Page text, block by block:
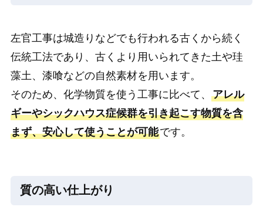
左官工事は城造りなどでも行われる古くから続く
伝統工法であり、古くより用いられてきた土や珪
藻土、漆喰などの自然素材を用います。
そのため、化学物質を使う工事に比べて、 アレル
ギーやシックハウス症候群を引き起こす物質を含
まず、安心して使うことが可能です。
質の高い仕上がり